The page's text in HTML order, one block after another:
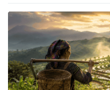
đến sản phẩm chế biến
là thức uống mà là kết
mơ hội nhập.